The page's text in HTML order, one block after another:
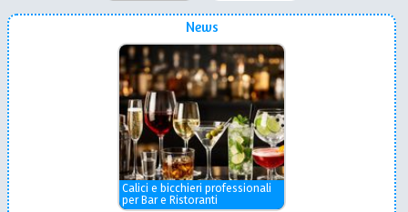
News
Calici e bicchieri professionali
per Bar e Ristoranti